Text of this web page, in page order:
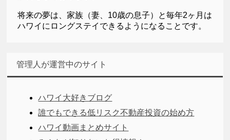
将来の夢は、家族（妻、10歳の息子）と毎年2ヶ月は
ハワイにロングステイできるようになることです。
管理人が運営中のサイト
ハワイ大好きブログ
誰でもできる低リスク不動産投資の始め方
ハワイ動画まとめサイト